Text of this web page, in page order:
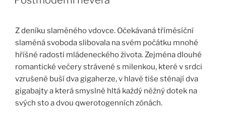
Z deníku slaměného vdovce. Očekávaná tříměsíční
slaměná svoboda slibovala na svém počátku mnohé
hříšné radosti mládeneckého života. Zejména dlouhé
romantické večery strávené s milenkou, které v srdci
vzrušeně buší dva gigaherze, v hlavě tiše sténají dva
gigabajty a která smyslně hltá každý něžný dotek na
svých sto a dvou qwerotogenních zónách.